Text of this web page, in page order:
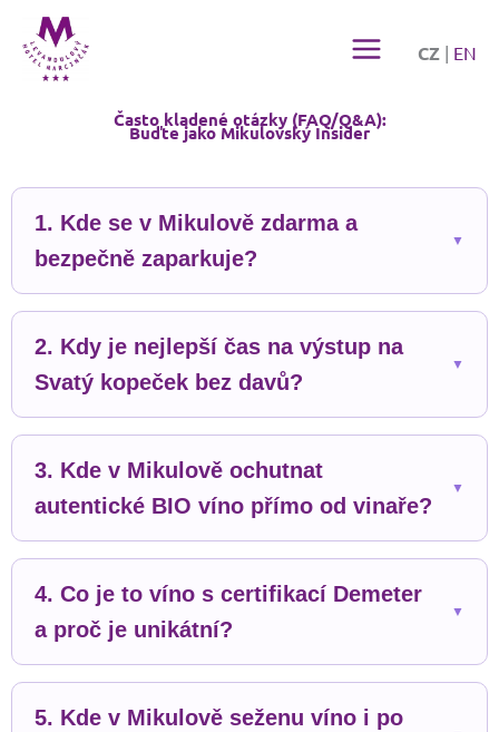
Přeskočit
obsah
CZ | EN
Často kladené otázky (FAQ/Q&A):
Buďte jako Mikulovský Insider
1. Kde se v Mikulově zdarma a
bezpečně zaparkuje?
2. Kdy je nejlepší čas na výstup na
Svatý kopeček bez davů?
3. Kde v Mikulově ochutnat
autentické BIO víno přímo od vinaře?
4. Co je to víno s certifikací Demeter
a proč je unikátní?
5. Kde v Mikulově seženu víno i po